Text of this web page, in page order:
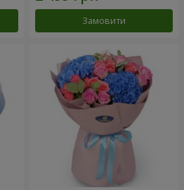
Замовити